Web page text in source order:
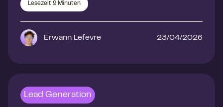
Lesezeit 9 Minuten
Erwann Lefevre 23/04/2026
Lead Generation